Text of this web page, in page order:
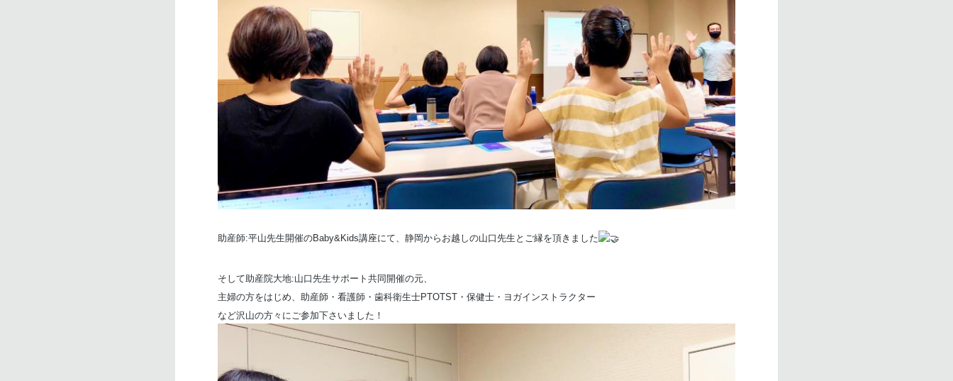
助産師:平山先生開催のBaby&Kids講座にて、静岡からお越しの山口先生とご縁を頂きました
そして助産院大地:山口先生サポート共同開催の元、
主婦の方をはじめ、助産師・看護師・歯科衛生士PTOTST・保健士・ヨガインストラクター
など沢山の方々にご参加下さいました！